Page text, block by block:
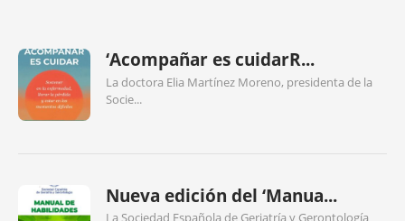
‘Acompañar es cuidarR...
La doctora Elia Martínez Moreno, presidenta de la
Socie...
Nueva edición del ‘Manua...
La Sociedad Española de Geriatría y Gerontología